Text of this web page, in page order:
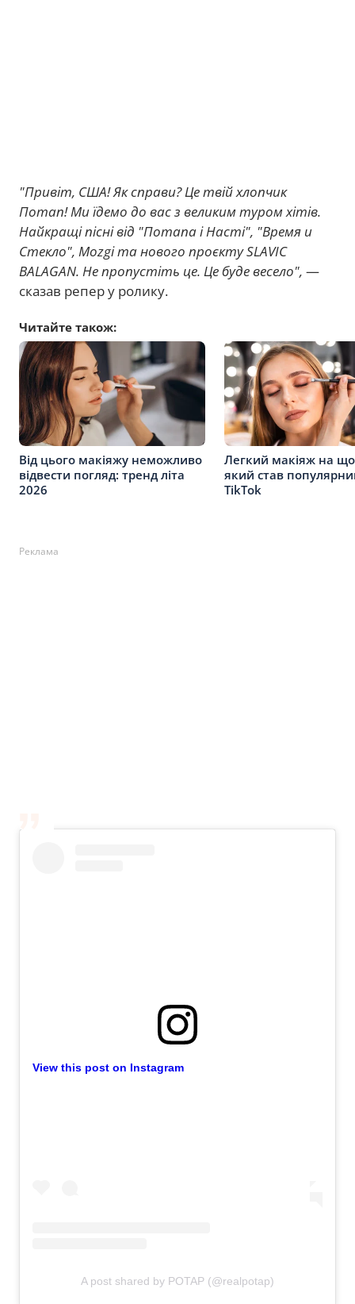
"Привіт, США! Як справи? Це твій хлопчик
Потап! Ми їдемо до вас з великим туром хітів.
Найкращі пісні від "Потапа і Насті", "Время и
Стекло", Mozgi та нового проєкту SLAVIC
BALAGAN. Не пропустіть це. Це буде весело", —
сказав репер у ролику.
Читайте також:
Від цього макіяжу неможливо
відвести погляд: тренд літа
2026
Легкий макіяж на
який став
TikTok
Реклама
View this post on Instagram
A post shared by POTAP (@realpotap)